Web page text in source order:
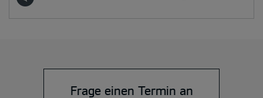
Frage einen Termin an